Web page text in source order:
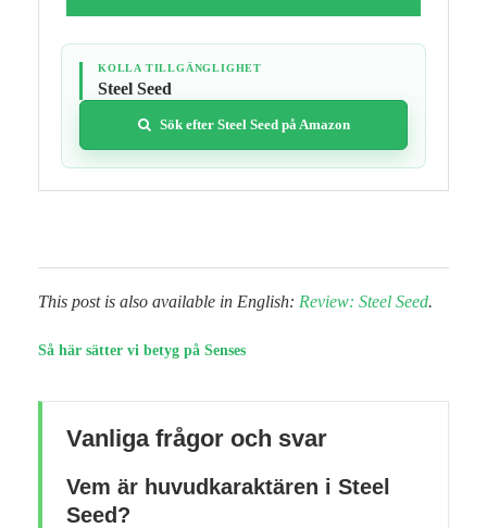
KOLLA TILLGÄNGLIGHET
Steel Seed
Sök efter Steel Seed på Amazon
This post is also available in English: Review: Steel Seed.
Så här sätter vi betyg på Senses
Vanliga frågor och svar
Vem är huvudkaraktären i Steel
Seed?